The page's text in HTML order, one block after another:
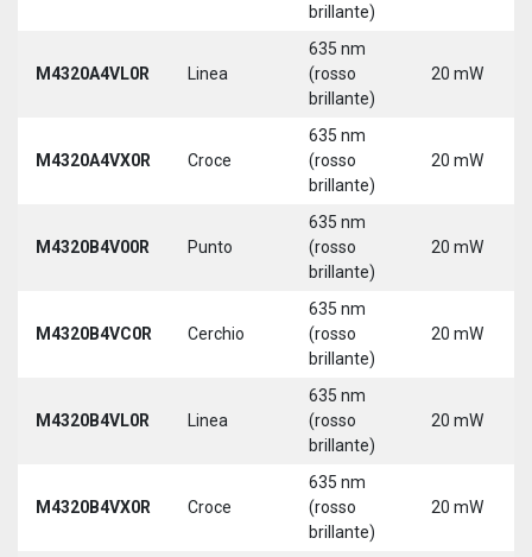
brillante)
M4320A4VL0R Linea
635 nm
(rosso
brillante)
20 mW
M4320A4VX0R Croce
635 nm
(rosso
brillante)
20 mW
M4320B4V00R Punto
635 nm
(rosso
brillante)
20 mW
M4320B4VC0R Cerchio
635 nm
(rosso
brillante)
20 mW
M4320B4VL0R Linea
635 nm
(rosso
brillante)
20 mW
M4320B4VX0R Croce
635 nm
(rosso
brillante)
20 mW